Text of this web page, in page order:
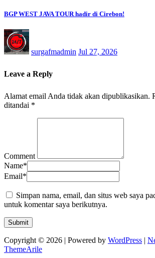
BGP WEST JAVA TOUR hadir di Cirebon!
surgafmadmin Jul 27, 2026
Leave a Reply
Alamat email Anda tidak akan dipublikasikan.
ditandai *
Comment
Name*
Email*
Simpan nama, email, dan situs web saya
untuk komentar saya berikutnya.
Copyright © 2026 | Powered by WordPress |
ThemeArile